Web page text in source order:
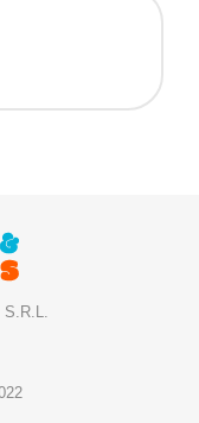
S.R.L.